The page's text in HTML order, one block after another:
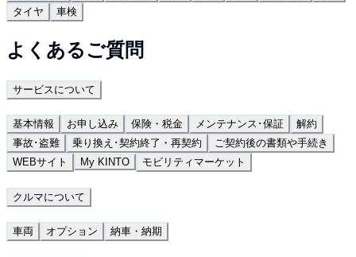
タイヤ
車検
よくあるご質問
サービスについて
基本情報 お申し込み 保険・税金 メンテナンス･保証
解約
事故･盗難
乗り換え･契約終了・再契約
ご契約後の書類や手続き
WEBサイト
My KINTO モビリティマーケット
クルマについて
車両 オプション 納車・納期